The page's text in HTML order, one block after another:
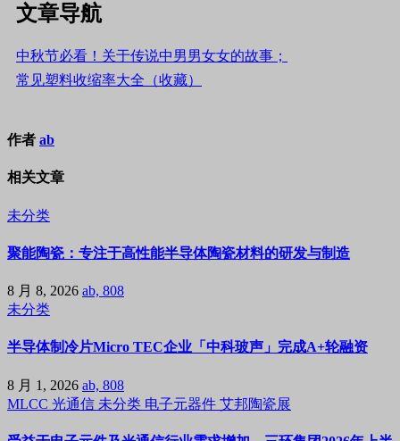
文章导航
中秋节必看！关于传说中男男女女的故事；
常见塑料收缩率大全（收藏）
作者 ab
相关文章
未分类
聚能陶瓷：专注于高性能半导体陶瓷材料的研发与制造
8 月 8, 2026 ab, 808
未分类
半导体制冷片Micro TEC企业「中科玻声」完成A+轮融资
8 月 1, 2026 ab, 808
MLCC 光通信 未分类 电子元器件 艾邦陶瓷展